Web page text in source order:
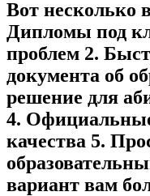
Вот несколько
Дипломы под
проблем 2.
документа об
решение для
4.
качества 5.
вариант вам